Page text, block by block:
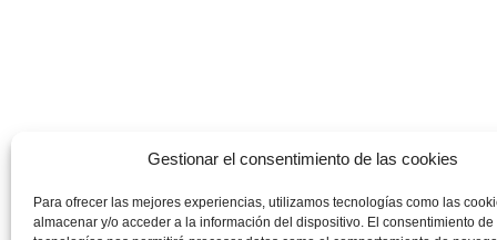
Gestionar el consentimiento de las cookies
Para ofrecer las mejores experiencias, utilizamos tecnologías como las
almacenar y/o acceder a la información del dispositivo. El consentimiento de